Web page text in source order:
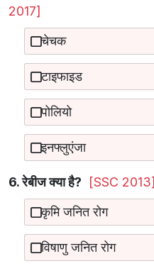
2017]
चेचक
टाइफाइड
पोलियो
इनफ्लुएंजा
6. रेबीज क्या है?
[SSC 2013]
कृमि जनित रोग
विषाणु जनित रोग